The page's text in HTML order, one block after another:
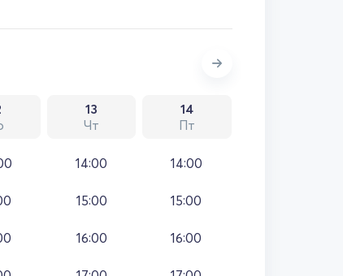
13
Чт
14
Пт
14:00
15:00
16:00
14:00
15:00
16:00